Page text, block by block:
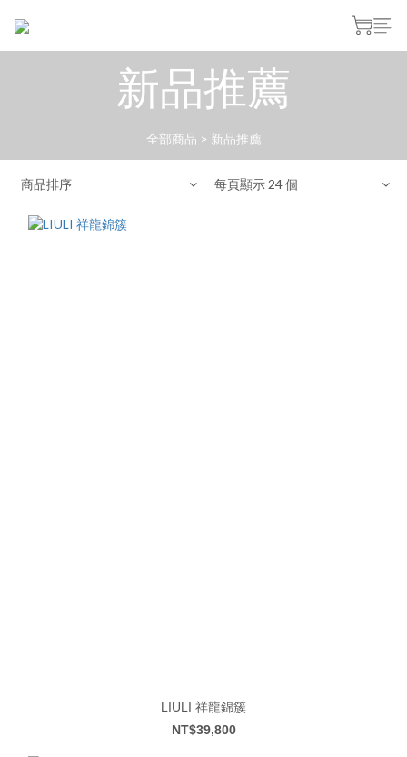
新品推薦
全部商品 > 新品推薦
商品排序 每頁顯示 24 個
LIULI 祥龍錦簇
NT$39,800